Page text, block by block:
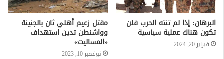
البرهان: إذا لم تنته الحرب فلن
تكون هناك عملية سياسية
فبراير 20, 2024
مقتل زعيم أهلي ثان بالجنينة
وواشنطن تدين استهداف
«المساليت»
نوفمبر 10, 2023